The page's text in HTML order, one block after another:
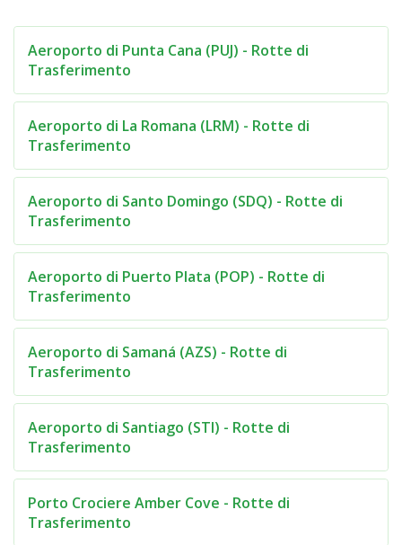
Aeroporto di Punta Cana (PUJ) - Rotte di
Trasferimento
Aeroporto di La Romana (LRM) - Rotte di
Trasferimento
Aeroporto di Santo Domingo (SDQ) - Rotte di
Trasferimento
Aeroporto di Puerto Plata (POP) - Rotte di
Trasferimento
Aeroporto di Samaná (AZS) - Rotte di
Trasferimento
Aeroporto di Santiago (STI) - Rotte di
Trasferimento
Porto Crociere Amber Cove - Rotte di
Trasferimento